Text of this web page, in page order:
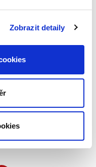
Zobrazit detaily
sociálního